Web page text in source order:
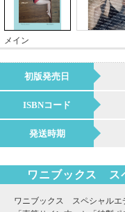
メイン
初版発売日
ISBNコード
発送時期
ワニブックス ス
ワニブックス スペシャルエ